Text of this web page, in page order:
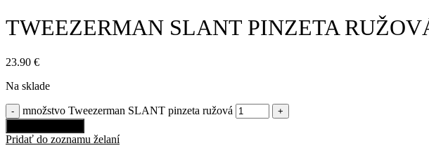
TWEEZERMAN SLANT PINZETA
23.90 €
Na sklade
množstvo Tweezerman SLANT pinzeta ružová
Pridať do zoznamu želaní